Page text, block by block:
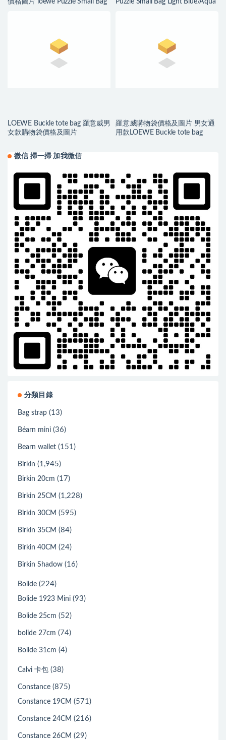
價格圖片 loewe Puzzle Small Bag
Puzzle Small Bag Light Blue/Aqua
LOEWE Buckle tote bag 羅意威男
女款購物袋價格及圖片
羅意威購物袋價格及圖片 男女通
用款LOEWE Buckle tote bag
微信 掃一掃 加我微信
分類目錄
Bag strap (13)
Béarn mini (36)
Bearn wallet (151)
Birkin (1,945)
Birkin 20cm (17)
Birkin 25CM (1,228)
Birkin 30CM (595)
Birkin 35CM (84)
Birkin 40CM (24)
Birkin Shadow (16)
Bolide (224)
Bolide 1923 Mini (93)
Bolide 25cm (52)
bolide 27cm (74)
Bolide 31cm (4)
Calvi 卡包 (38)
Constance (875)
Constance 19CM (571)
Constance 24CM (216)
Constance 26CM (29)